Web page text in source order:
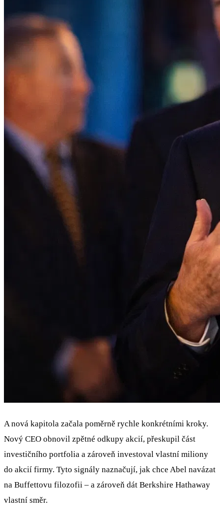
A nová kapitola začala poměrně rychle konkrétními kroky.
Nový CEO obnovil zpětné odkupy akcií, přeskupil část
investičního portfolia a zároveň investoval vlastní miliony
do akcií firmy. Tyto signály naznačují, jak chce Abel navázat
na Buffettovu filozofii – a zároveň dát Berkshire Hathaway
vlastní směr.